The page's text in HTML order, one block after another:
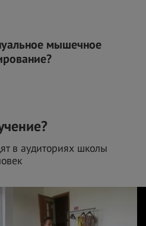
мышечное
в аудиториях школы